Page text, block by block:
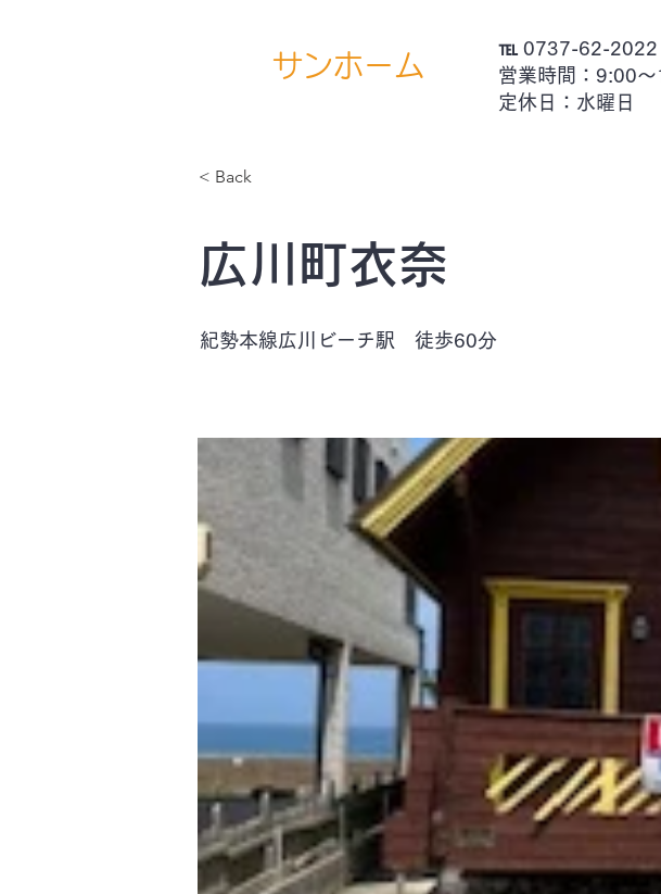
サンホーム
℡ 0737-62-2022
営業時間：9:00
定休日：水曜日
< Back
広川町衣奈
紀勢本線広川ビーチ駅 徒歩60分